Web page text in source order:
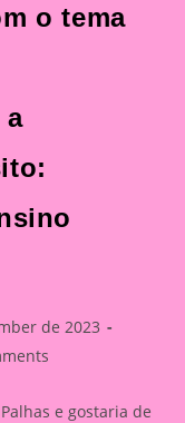
o tema
a
de 2023
e gostaria de